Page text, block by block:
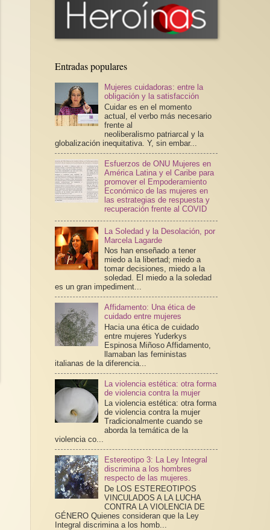
Entradas populares
Mujeres cuidadoras: entre la
obligación y la satisfacción
Cuidar es en el momento
actual, el verbo más necesario
frente al
neoliberalismo patriarcal y la
globalización inequitativa. Y, sin embar...
Esfuerzos de ONU Mujeres en
América Latina y el Caribe para
promover el Empoderamiento
Económico de las mujeres en
las estrategias de respuesta y
recuperación frente al COVID
La Soledad y la Desolación, por
Marcela Lagarde
Nos han enseñado a tener
miedo a la libertad; miedo a
tomar decisiones, miedo a la
soledad. El miedo a la soledad
es un gran impediment...
Affidamento: Una ética de
cuidado entre mujeres
Hacia una ética de cuidado
entre mujeres Yuderkys
Espinosa Miñoso Affidamento,
llamaban las feministas
italianas de la diferencia...
La violencia estética: otra forma
de violencia contra la mujer
La violencia estética: otra forma
de violencia contra la mujer
Tradicionalmente cuando se
aborda la temática de la
violencia co...
Estereotipo 3: La Ley Integral
discrimina a los hombres
respecto de las mujeres.
De LOS ESTEREOTIPOS
VINCULADOS A LA LUCHA
CONTRA LA VIOLENCIA DE
GÉNERO Quienes consideran que la Ley
Integral discrimina a los homb...